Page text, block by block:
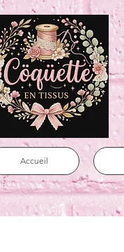
Accueil